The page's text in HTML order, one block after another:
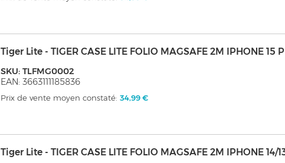
Tiger Lite - TIGER CASE LITE FOLIO MAGSAFE 2M IPHONE 15
SKU: TLFMG0002
EAN: 3663111185836
Prix de vente moyen constaté:34,99 €
Tiger Lite - TIGER CASE LITE FOLIO MAGSAFE 2M IPHONE 14/